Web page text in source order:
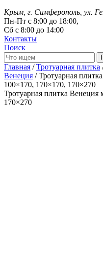
Крым, г. Симферополь, ул.
Пн-Пт с 8:00 до 18:00,
Сб с 8:00 до 14:00
Контакты
Поиск
Главная /Тротуарная плитка
Венеция / Тротуарная
100×170, 170×170, 170×270
Тротуарная плитка
170×270